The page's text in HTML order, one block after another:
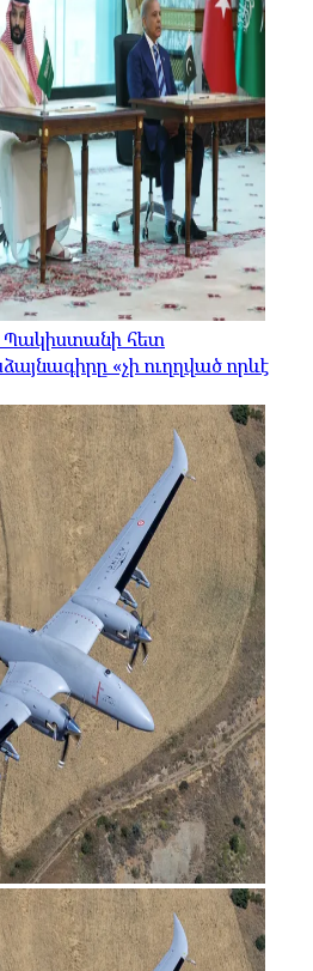
Պակիստանի հետ
«չի ուղղված որևէ